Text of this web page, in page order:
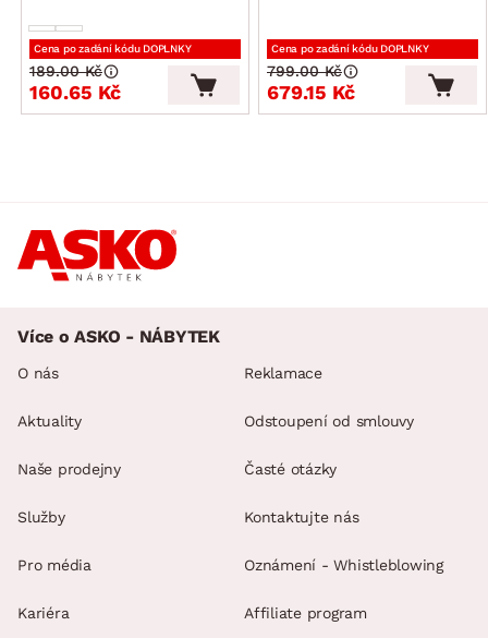
Cena po zadání kódu DOPLNKY
160.65 Kč
189.00 Kč
Cena po zadání kódu DOPLNKY
679.15 Kč
799.00 Kč
Více o ASKO - NÁBYTEK
O nás
Aktuality
Naše prodejny
Služby
Pro média
Kariéra
Reklamace
Odstoupení od smlouvy
Časté otázky
Kontaktujte nás
Oznámení - Whistleblowing
Affiliate program